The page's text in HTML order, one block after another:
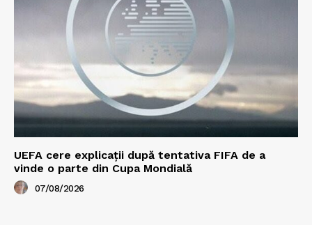
UEFA cere explicații după tentativa FIFA de a
vinde o parte din Cupa Mondială
07/08/2026